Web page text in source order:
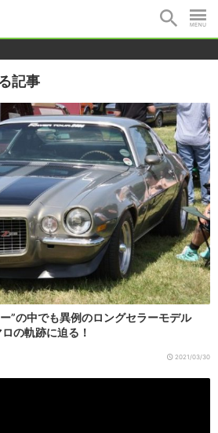
記事
”の中でも異例のロングセラーモデル
の軌跡に迫る！
2021/03/30